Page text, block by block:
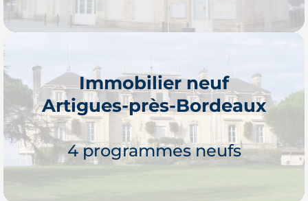
Je découvre
Immobilier neuf
Artigues-près-Bordeaux
4 programmes neufs